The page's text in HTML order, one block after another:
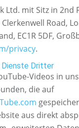
Ltd. mit Sitz in 2nd
Road,
EC1R 5DF,
privacy.
Dienste Dritter
Videos in
die auf
aus direkt